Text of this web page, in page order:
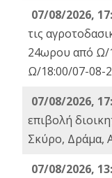
07/08/2026,
τις
24ωρου από Ω/
Ω/18:00/07-08-
07/08/2026,
επιβολή
Σκύρο, Δράμα,
07/08/2026,